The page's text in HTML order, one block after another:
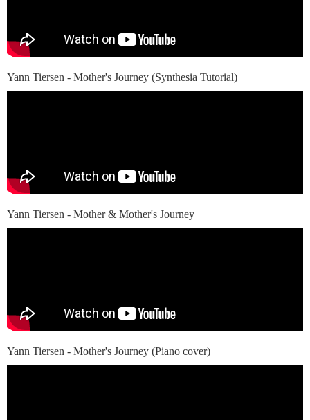
Yann Tiersen - Mother's Journey (Synthesia Tutorial)
Yann Tiersen - Mother & Mother's Journey
Yann Tiersen - Mother's Journey (Piano cover)